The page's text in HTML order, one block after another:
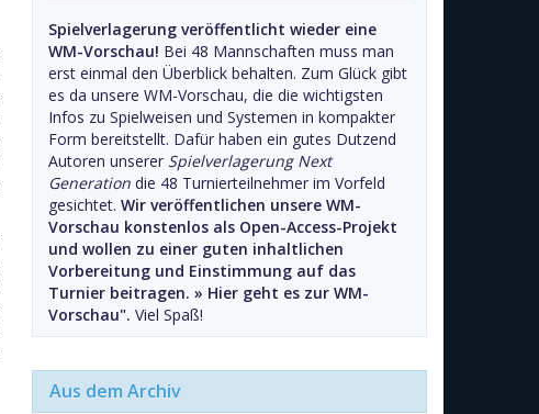
Spielverlagerung veröffentlicht wieder eine
WM-Vorschau! Bei 48 Mannschaften muss man
erst einmal den Überblick behalten. Zum Glück gibt
es da unsere WM-Vorschau, die die wichtigsten
Infos zu Spielweisen und Systemen in kompakter
Form bereitstellt. Dafür haben ein gutes Dutzend
Autoren unserer Spielverlagerung Next
Generation die 48 Turnierteilnehmer im Vorfeld
gesichtet. Wir veröffentlichen unsere WM-
Vorschau konstenlos als Open-Access-Projekt
und wollen zu einer guten inhaltlichen
Vorbereitung und Einstimmung auf das
Turnier beitragen. » Hier geht es zur WM-
Vorschau". Viel Spaß!
Aus dem Archiv